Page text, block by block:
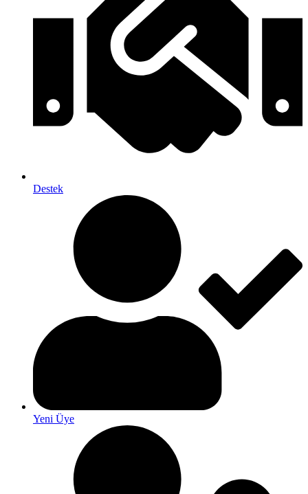
Destek
Yeni Üye